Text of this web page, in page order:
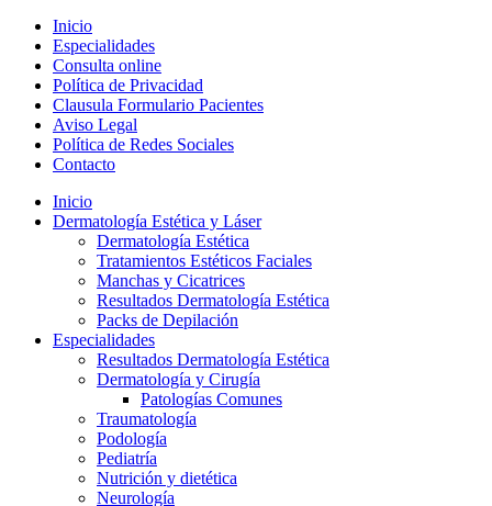
Inicio
Especialidades
Consulta online
Política de Privacidad
Clausula Formulario Pacientes
Aviso Legal
Política de Redes Sociales
Contacto
Inicio
Dermatología Estética y Láser
Dermatología Estética
Tratamientos Estéticos Faciales
Manchas y Cicatrices
Resultados Dermatología Estética
Packs de Depilación
Especialidades
Resultados Dermatología Estética
Dermatología y Cirugía
Patologías Comunes
Traumatología
Podología
Pediatría
Nutrición y dietética
Neurología